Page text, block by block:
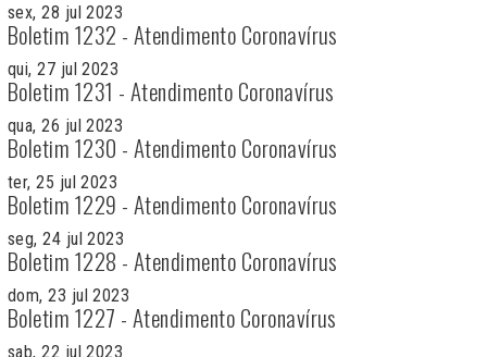
sex, 28 jul 2023
Boletim 1232 - Atendimento Coronavírus
qui, 27 jul 2023
Boletim 1231 - Atendimento Coronavírus
qua, 26 jul 2023
Boletim 1230 - Atendimento Coronavírus
ter, 25 jul 2023
Boletim 1229 - Atendimento Coronavírus
seg, 24 jul 2023
Boletim 1228 - Atendimento Coronavírus
dom, 23 jul 2023
Boletim 1227 - Atendimento Coronavírus
sab, 22 jul 2023